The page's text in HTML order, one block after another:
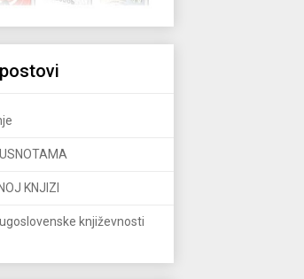
KNJIZI
književnosti